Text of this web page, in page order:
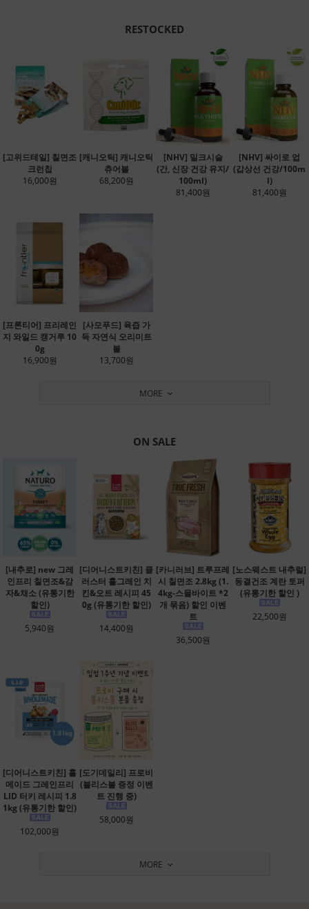
RESTOCKED
[고위드테일] 칠면조
크런칩
16,000원
[캐니오틱] 캐니오틱
츄어블
68,200원
[NHV] 밀크시슬
(간, 신장 건강 유지/
100ml)
81,400원
[NHV] 싸이로 업
(갑상선 건강/100m
l)
81,400원
[프론티어] 프리레인
지 와일드 캥거루 10
0g
16,900원
[사모푸드] 육즙 가
득 자연식 오리미트
볼
13,700원
MORE
ON SALE
[내추로] new 그레
인프리 칠면조&감
자&채소 (유통기한
할인)
5,940원
[디어니스트키친] 클
러스터 홀그레인 치
킨&오트 레시피 45
0g (유통기한 할인)
14,400원
[카니러브] 트루프레
시 칠면조 2.8kg (1.
4kg-스몰바이트 *2
개 묶음) 할인 이벤
트
36,500원
[노스웨스트 내추럴]
동결건조 계란 토퍼
(유통기한 할인 )
22,500원
[디어니스트키친] 홀
메이드 그레인프리
LID 터키 레시피 1.8
1kg (유통기한 할인)
102,000원
[도기데일리] 프로비
(블리스볼 증정 이벤
트 진행 중)
58,000원
MORE